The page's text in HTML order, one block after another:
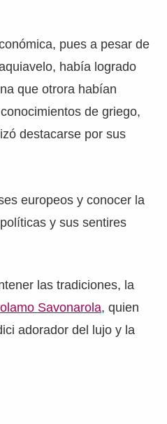
pues a pesar de
había logrado
que otrora habían
de griego,
destacarse por sus
europeos y conocer la
y sus sentires
las tradiciones, la
Savonarola, quien
adorador del lujo y la